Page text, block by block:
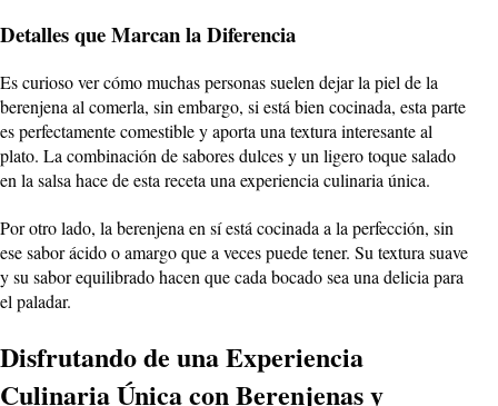
Detalles que Marcan la Diferencia
Es curioso ver cómo muchas personas suelen dejar la piel de la
berenjena al comerla, sin embargo, si está bien cocinada, esta parte
es perfectamente comestible y aporta una textura interesante al
plato. La combinación de sabores dulces y un ligero toque salado
en la salsa hace de esta receta una experiencia culinaria única.
Por otro lado, la berenjena en sí está cocinada a la perfección, sin
ese sabor ácido o amargo que a veces puede tener. Su textura suave
y su sabor equilibrado hacen que cada bocado sea una delicia para
el paladar.
Disfrutando de una Experiencia
Culinaria Única con Berenjenas y